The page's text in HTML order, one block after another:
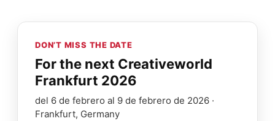
DON’T MISS THE DATE
For the next Creativeworld
Frankfurt 2026
del 6 de febrero al 9 de febrero de 2026 ·
Frankfurt, Germany